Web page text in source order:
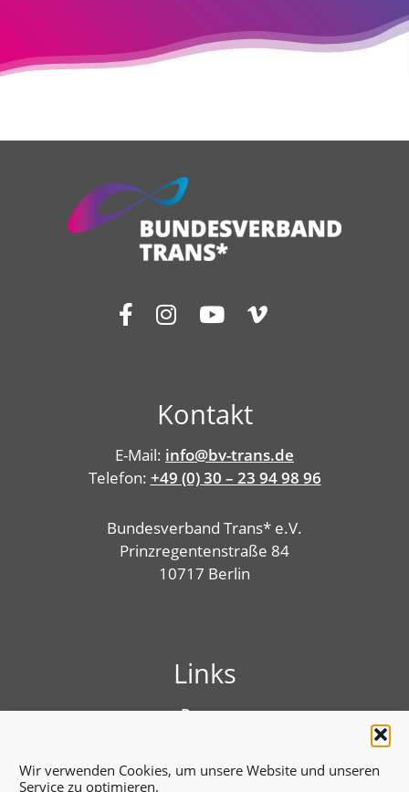
Wir verwenden Cookies, um unsere Website und unseren
Service zu optimieren.
Kontakt
E-Mail: info@bv-trans.de
Telefon: +49 (0) 30 – 23 94 98 96
Bundesverband Trans* e.V.
Prinzregentenstraße 84
10717 Berlin
Links
Presse
Benutzungshinweise